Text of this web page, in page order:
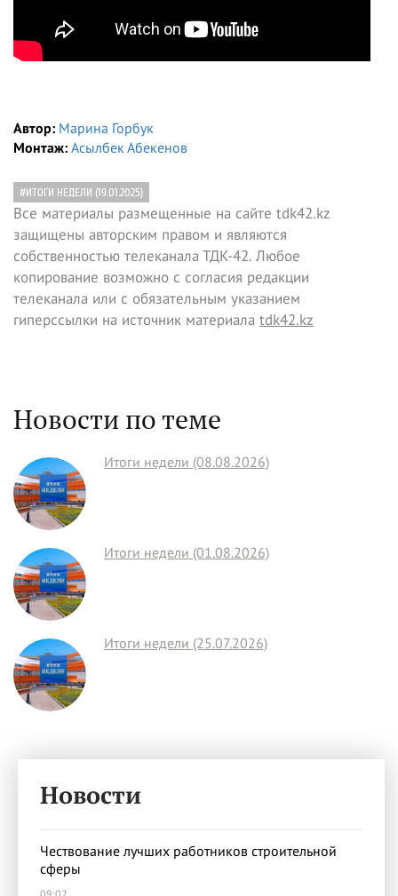
Автор: Марина Горбук
Монтаж: Асылбек Абекенов
#ИТОГИ НЕДЕЛИ (19.01.2025)
Все материалы размещенные на сайте tdk42.kz
защищены авторским правом и являются
собственностью телеканала ТДК-42. Любое
копирование возможно с согласия редакции
телеканала или с обязательным указанием
гиперссылки на источник материала tdk42.kz
Новости по теме
Итоги недели (08.08.2026)
Итоги недели (01.08.2026)
Итоги недели (25.07.2026)
Новости
Чествование лучших работников строительной
сферы